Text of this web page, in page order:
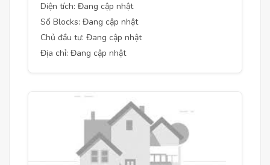
Diện tích: Đang cập nhật
Số Blocks: Đang cập nhật
Chủ đầu tư: Đang cập nhật
Địa chỉ: Đang cập nhật